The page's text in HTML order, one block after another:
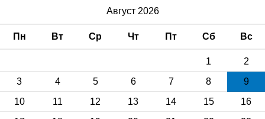
Август 2026
Пн Вт Ср Чт Пт Сб Вс
1
2
3
4 5 6 7 8
9
10
11 12 13 14 15
16